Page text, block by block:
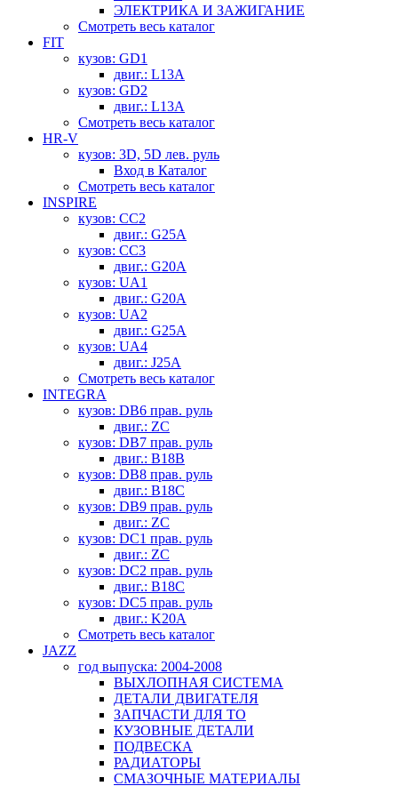
ЭЛЕКТРИКА И ЗАЖИГАНИЕ
Смотреть весь каталог
FIT
кузов: GD1
двиг.: L13A
кузов: GD2
двиг.: L13A
Смотреть весь каталог
HR-V
кузов: 3D, 5D лев. руль
Вход в Каталог
Смотреть весь каталог
INSPIRE
кузов: CC2
двиг.: G25A
кузов: CC3
двиг.: G20A
кузов: UA1
двиг.: G20A
кузов: UA2
двиг.: G25A
кузов: UA4
двиг.: J25A
Смотреть весь каталог
INTEGRA
кузов: DB6 прав. руль
двиг.: ZC
кузов: DB7 прав. руль
двиг.: B18B
кузов: DB8 прав. руль
двиг.: B18C
кузов: DB9 прав. руль
двиг.: ZC
кузов: DC1 прав. руль
двиг.: ZC
кузов: DC2 прав. руль
двиг.: B18C
кузов: DC5 прав. руль
двиг.: K20A
Смотреть весь каталог
JAZZ
год выпуска: 2004-2008
ВЫХЛОПНАЯ СИСТЕМА
ДЕТАЛИ ДВИГАТЕЛЯ
ЗАПЧАСТИ ДЛЯ ТО
КУЗОВНЫЕ ДЕТАЛИ
ПОДВЕСКА
РАДИАТОРЫ
СМАЗОЧНЫЕ МАТЕРИАЛЫ